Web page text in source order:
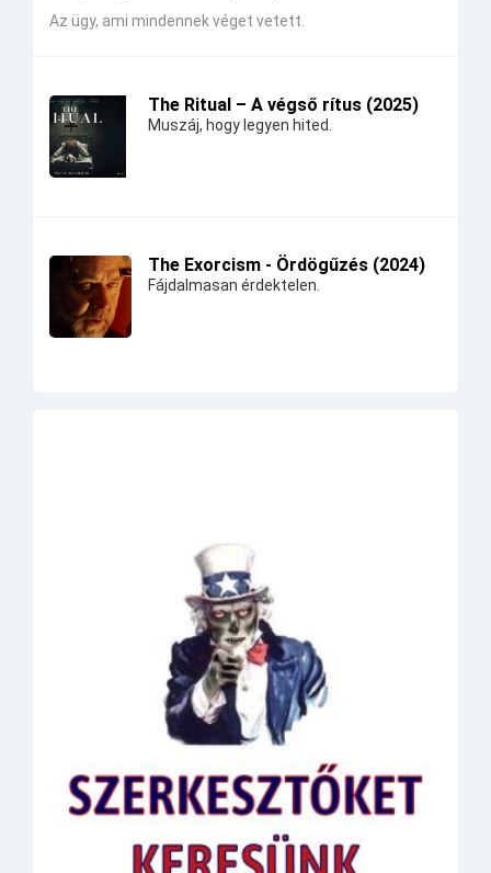
Az ügy, ami mindennek véget vetett.
The Ritual – A végső rítus (2025)
Muszáj, hogy legyen hited.
The Exorcism - Ördögűzés (2024)
Fájdalmasan érdektelen.